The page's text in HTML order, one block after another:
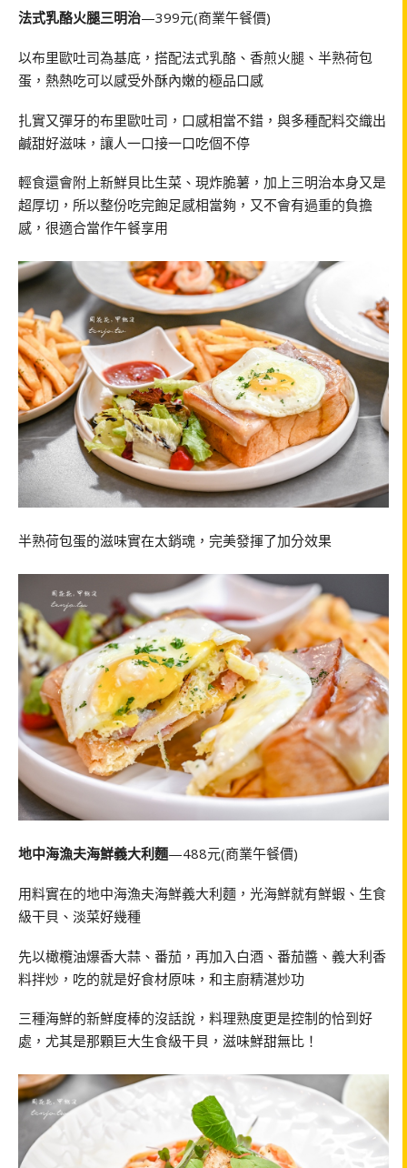
法式乳酪火腿三明治—399元(商業午餐價)
以布里歐吐司為基底，搭配法式乳酪、香煎火腿、半熟荷包
蛋，熱熱吃可以感受外酥內嫩的極品口感
扎實又彈牙的布里歐吐司，口感相當不錯，與多種配料交織出
鹹甜好滋味，讓人一口接一口吃個不停
輕食還會附上新鮮貝比生菜、現炸脆薯，加上三明治本身又是
超厚切，所以整份吃完飽足感相當夠，又不會有過重的負擔
感，很適合當作午餐享用
半熟荷包蛋的滋味實在太銷魂，完美發揮了加分效果
地中海漁夫海鮮義大利麵—488元(商業午餐價)
用料實在的地中海漁夫海鮮義大利麵，光海鮮就有鮮蝦、生食
級干貝、淡菜好幾種
先以橄欖油爆香大蒜、番茄，再加入白酒、番茄醬、義大利香
料拌炒，吃的就是好食材原味，和主廚精湛炒功
三種海鮮的新鮮度棒的沒話說，料理熟度更是控制的恰到好
處，尤其是那顆巨大生食級干貝，滋味鮮甜無比！